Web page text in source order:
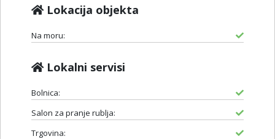
Lokacija objekta
Na moru:
Lokalni servisi
Bolnica:
Salon za pranje rublja:
Trgovina: